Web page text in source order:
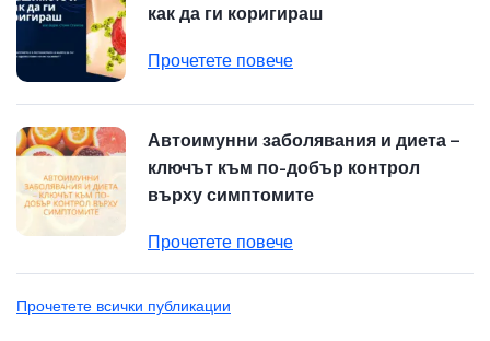
как да ги коригираш
Прочетете повече
Автоимунни заболявания и диета –
ключът към по-добър контрол
върху симптомите
Прочетете повече
Прочетете всички публикации